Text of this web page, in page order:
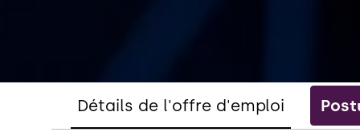
Détails de l'offre d'emploi